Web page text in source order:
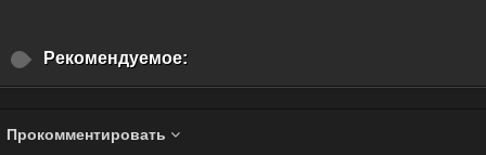
Рекомендуемое:
Прокомментировать